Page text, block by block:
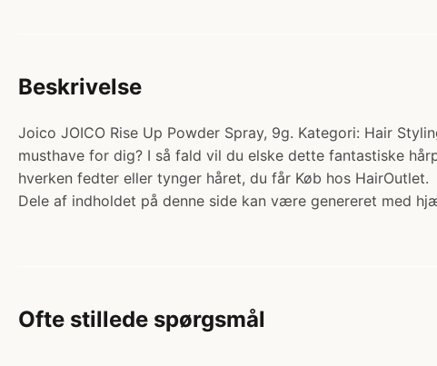
Beskrivelse
Joico JOICO Rise Up Powder Spray, 9g. Kategori: Hair
musthave for dig? I så fald vil du elske dette fantastiske
hverken fedter eller tynger håret, du får Køb hos HairOutlet.
Dele af indholdet på denne side kan være genereret med
Ofte stillede spørgsmål